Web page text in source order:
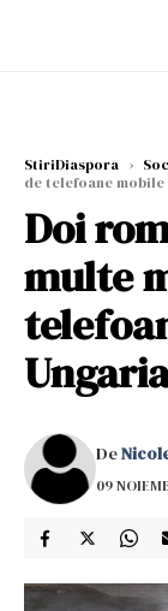
StiriDiaspora ›
de telefoane mobile
Doi
multe
De
09